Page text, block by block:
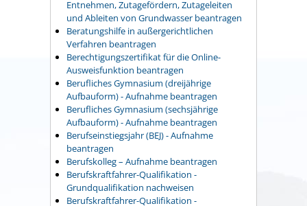
Entnehmen, Zutagefördern, Zutageleiten
und Ableiten von Grundwasser beantragen
Beratungshilfe in außergerichtlichen
Verfahren beantragen
Berechtigungszertifikat für die Online-
Ausweisfunktion beantragen
Berufliches Gymnasium (dreijährige
Aufbauform) - Aufnahme beantragen
Berufliches Gymnasium (sechsjährige
Aufbauform) - Aufnahme beantragen
Berufseinstiegsjahr (BEJ) - Aufnahme
beantragen
Berufskolleg – Aufnahme beantragen
Berufskraftfahrer-Qualifikation -
Grundqualifikation nachweisen
Berufskraftfahrer-Qualifikation -